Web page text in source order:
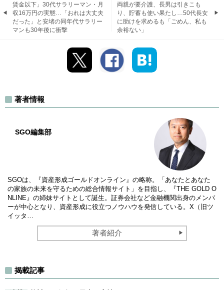
賃金以下」30代サラリーマン・月
収16万円の実態…「おれは大丈夫
だった」と安堵の同年代サラリー
マンも30年後に衝撃
両親が要介護、長男は引きこも
り、貯蓄も使い果たし…50代長女
に助けを求めるも「ごめん、私も
余裕ない」
著者情報
SGO編集部
SGOは、『資産形成ゴールドオンライン』の略称。「あなたとあなた
の家族の未来を守るための総合情報サイト」を目指し、『THE GOLD O
NLINE』の姉妹サイトとして誕生。証券会社など金融機関出身のメンバ
ーが中心となり、資産形成に役立つノウハウを発信している。X（旧ツ
イッタ…
著者紹介
揭載記事